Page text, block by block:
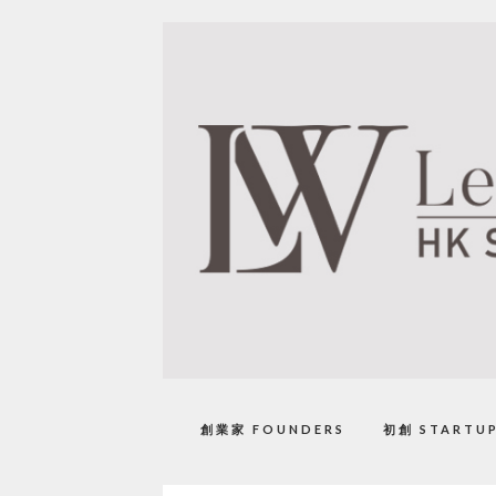
創業家 FOUNDERS 初創